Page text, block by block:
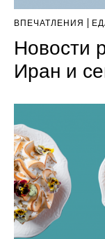
ВПЕЧАТЛЕНИЯ
Новости
Иран и